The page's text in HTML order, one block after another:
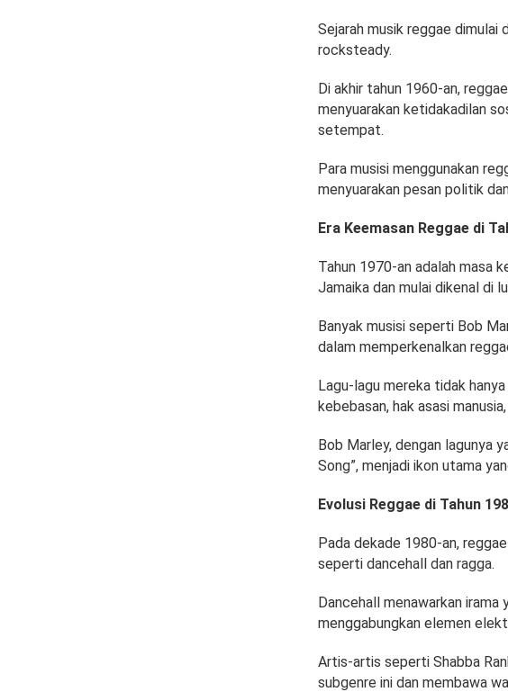
Sejarah musik reggae dimulai
rocksteady.
Di akhir tahun 1960-an,
menyuarakan ketidakadilan
setempat.
Para musisi menggunakan
menyuarakan pesan politik
Era Keemasan Reggae di
Tahun 1970-an adalah masa
Jamaika dan mulai dikenal di
Banyak musisi seperti Bob
dalam memperkenalkan
Lagu-lagu mereka tidak
kebebasan, hak asasi
Bob Marley, dengan lagunya
Song”, menjadi ikon utama
Evolusi Reggae di Tahun
Pada dekade 1980-an,
seperti dancehall dan ragga.
Dancehall menawarkan
menggabungkan elemen
Artis-artis seperti Shabba
subgenre ini dan membawa